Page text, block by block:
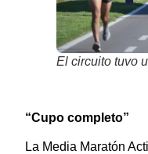
El circuito tuvo
“Cupo completo”
La Media Maratón